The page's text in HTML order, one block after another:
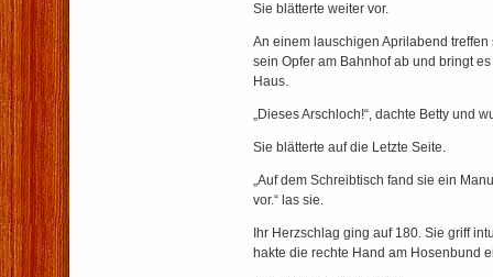
Sie blätterte weiter vor.
An einem lauschigen Aprilabend
sein Opfer am Bahnhof ab und bringt
Haus.
„Dieses Arschloch!“, dachte Betty und
Sie blätterte auf die Letzte Seite.
„Auf dem Schreibtisch fand sie ein
vor.“ las sie.
Ihr Herzschlag ging auf 180. Sie griff
hakte die rechte Hand am Hosenbund